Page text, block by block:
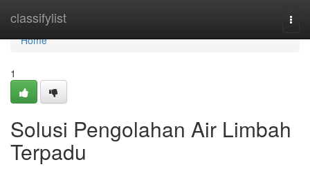
classifylist
Home
Home
1
Solusi Pengolahan Air Limbah
Terpadu